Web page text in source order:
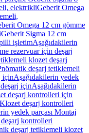
elektrikliGeberit Omega
Omega 12 cm gömme
Geberit Sigma 12 cm
işletimAşağıdakilerin
rezervuar için deşarj
klozet deşarj
deşarj tetiklemeli
içinAşağıdakilerin yedek
içinAşağıdakilerin
deşarj kontrolleri için
deşarj kontrolleri
yedek parçası Montaj
kontrolleri
deşarj tetiklemeli klozet